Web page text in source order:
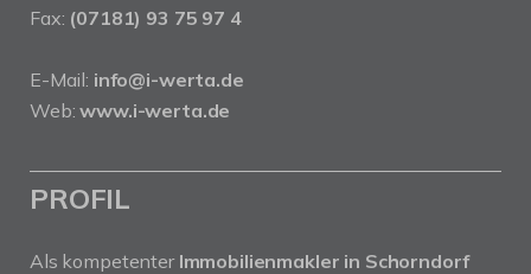
Fax: (07181) 93 75 97 4
E-Mail: info@i-werta.de
Web:www.i-werta.de
PROFIL
Als kompetenter Immobilienmakler in Schorndorf